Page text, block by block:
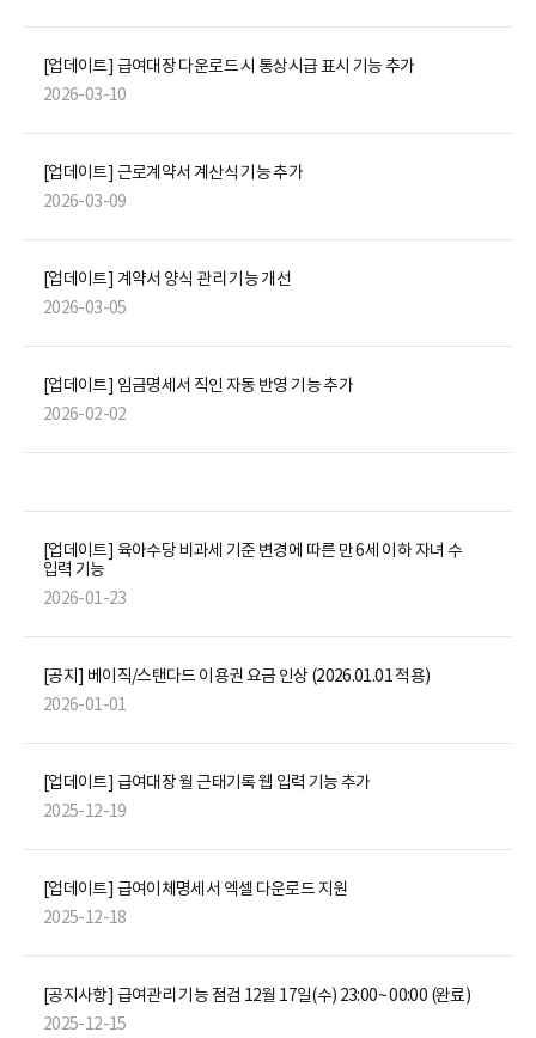
[업데이트] 급여대장 다운로드 시 통상시급 표시 기능 추가
2026-03-10
[업데이트] 근로계약서 계산식 기능 추가
2026-03-09
[업데이트] 계약서 양식 관리 기능 개선
2026-03-05
[업데이트] 임금명세서 직인 자동 반영 기능 추가
2026-02-02
[업데이트] 육아수당 비과세 기준 변경에 따른 만 6세 이하 자녀 수
입력 기능
2026-01-23
[공지] 베이직/스탠다드 이용권 요금 인상 (2026.01.01 적용)
2026-01-01
[업데이트] 급여대장 월 근태기록 웹 입력 기능 추가
2025-12-19
[업데이트] 급여이체명세서 엑셀 다운로드 지원
2025-12-18
[공지사항] 급여관리 기능 점검 12월 17일(수) 23:00~ 00:00 (완료)
2025-12-15